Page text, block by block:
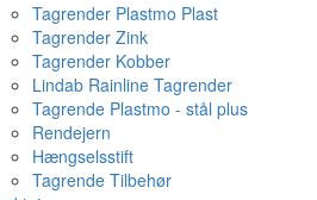
Tagrender Plastmo Plast
Tagrender Zink
Tagrender Kobber
Lindab Rainline Tagrender
Tagrende Plastmo - stål plus
Rendejern
Hængselsstift
Tagrende Tilbehør